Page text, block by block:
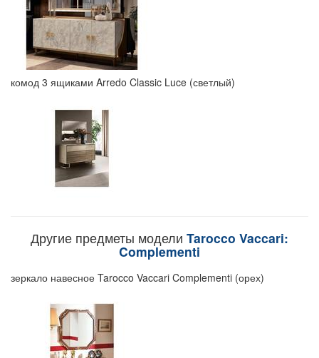
комод 3 ящиками Arredo Classic Luce (светлый)
Другие предметы модели Tarocco Vaccari:
Complementi
зеркало навесное Tarocco Vaccari Complementi (орех)